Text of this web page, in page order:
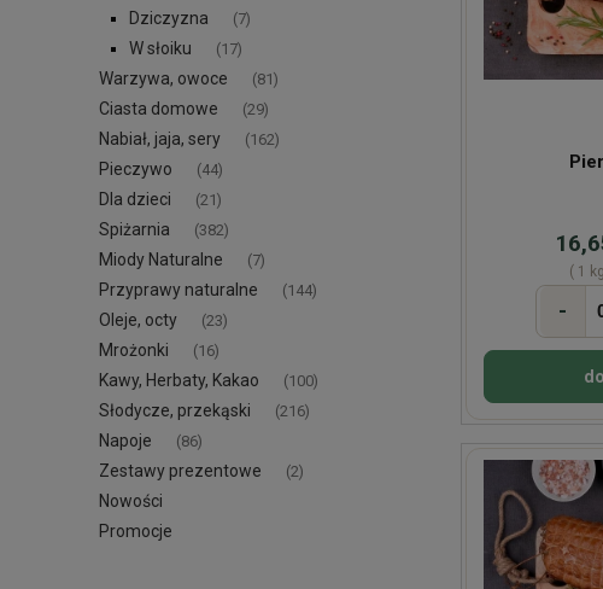
Dziczyzna (7)
W słoiku (17)
Warzywa, owoce (81)
Ciasta domowe (29)
Nabiał, jaja, sery (162)
Pieczywo (44)
Dla dzieci (21)
Spiżarnia (382)
Miody Naturalne (7)
Przyprawy naturalne (144)
Oleje, octy (23)
Mrożonki (16)
Kawy, Herbaty, Kakao (100)
Słodycze, przekąski (216)
Napoje (86)
Zestawy prezentowe (2)
Nowości
Promocje
( 1
-